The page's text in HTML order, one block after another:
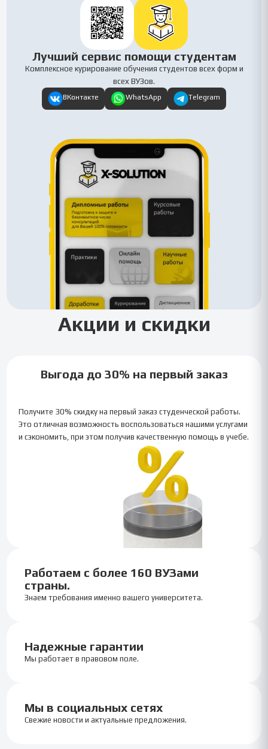
Лучший сервис помощи студентам
Комплексное курирование обучения студентов всех форм и
всех ВУЗов.
ВКонтакте WhatsApp Telegram
Акции и скидки
Выгода до 30% на первый заказ
Получите 30% скидку на первый заказ студенческой работы.
Это отличная возможность воспользоваться нашими услугами
и сэкономить, при этом получив качественную помощь в учебе.
Работаем с более 160 ВУЗами
страны.
Знаем требования именно вашего университета.
Надежные гарантии
Мы работает в правовом поле.
Мы в социальных сетях
Свежие новости и актуальные предложения.